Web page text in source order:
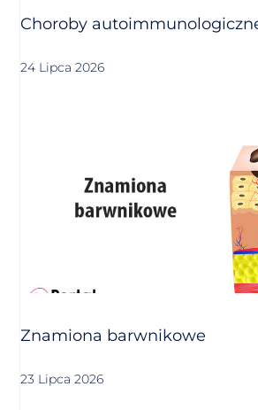
Choroby
24 Lipca 2026
Znamiona barwnikowe
23 Lipca 2026